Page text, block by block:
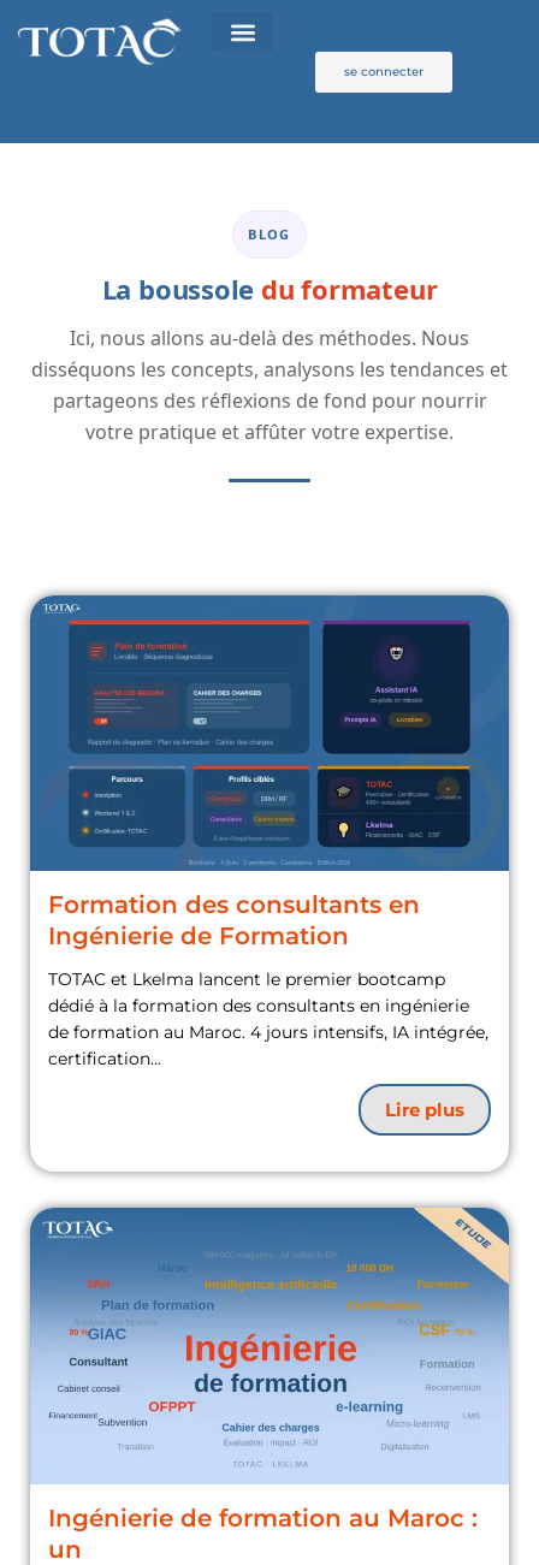
au
se connecter
BLOG
La boussole du formateur
Ici, nous allons au-delà des méthodes. Nous
disséquons les concepts, analysons les tendances et
partageons des réflexions de fond pour nourrir
votre pratique et affûter votre expertise.
Formation des consultants en
Ingénierie de Formation
TOTAC et Lkelma lancent le premier bootcamp
dédié à la formation des consultants en ingénierie
de formation au Maroc. 4 jours intensifs, IA intégrée,
certification...
Lire plus
Ingénierie de formation au Maroc :
un